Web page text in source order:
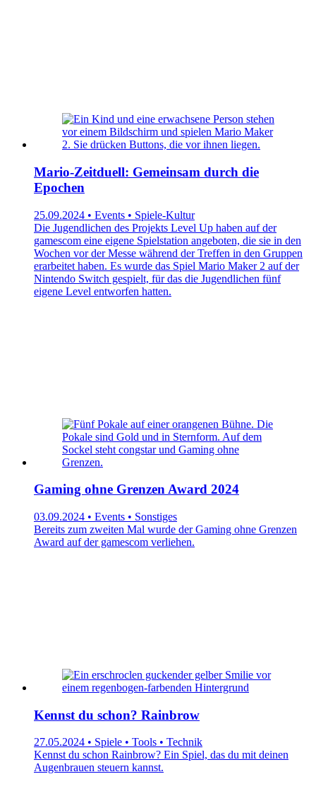
Mario-Zeitduell: Gemeinsam durch die
Epochen
25.09.2024 • Events • Spiele-Kultur
Die Jugendlichen des Projekts Level Up haben auf der
gamescom eine eigene Spielstation angeboten, die sie in den
Wochen vor der Messe während der Treffen in den Gruppen
erarbeitet haben. Es wurde das Spiel Mario Maker 2 auf der
Nintendo Switch gespielt, für das die Jugendlichen fünf
eigene Level entworfen hatten.
Gaming ohne Grenzen Award 2024
03.09.2024 • Events • Sonstiges
Bereits zum zweiten Mal wurde der Gaming ohne Grenzen
Award auf der gamescom verliehen.
Kennst du schon? Rainbrow
27.05.2024 • Spiele • Tools • Technik
Kennst du schon Rainbrow? Ein Spiel, das du mit deinen
Augenbrauen steuern kannst.